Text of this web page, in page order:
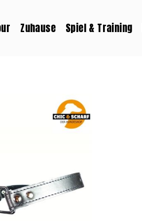
Zuhause Spiel & Training